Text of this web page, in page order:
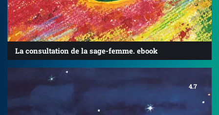
La consultation de la sage-femme. ebook
4.7